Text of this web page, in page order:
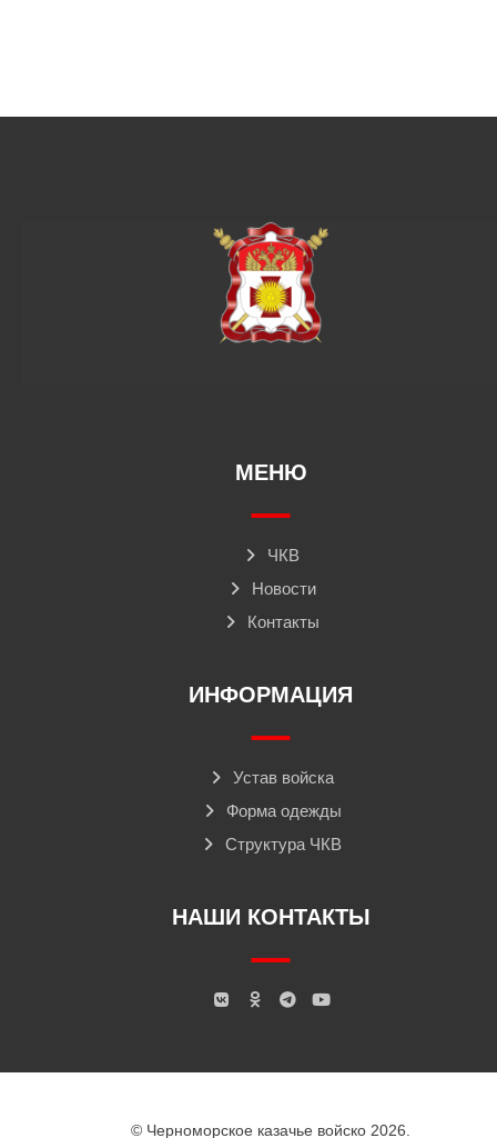
МЕНЮ
ЧКВ
Новости
Контакты
ИНФОРМАЦИЯ
Устав войска
Форма одежды
Структура ЧКВ
НАШИ КОНТАКТЫ
© Черноморское казачье войско 2026.